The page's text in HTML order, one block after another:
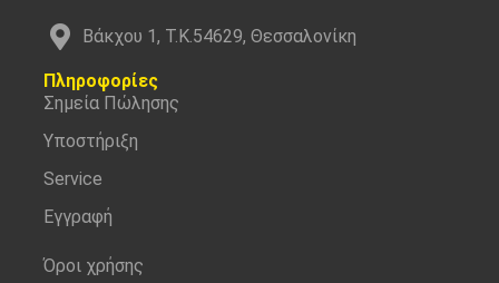
Βάκχου 1, Τ.Κ.54629, Θεσσαλονίκη
Πληροφορίες
Σημεία Πώλησης
Υποστήριξη
Service
Εγγραφή
Όροι χρήσης